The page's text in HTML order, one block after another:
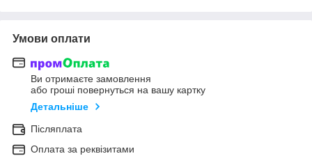
Умови оплати
Ви отримаєте замовлення
або гроші повернуться на вашу картку
Детальніше
Післяплата
Оплата за реквізитами